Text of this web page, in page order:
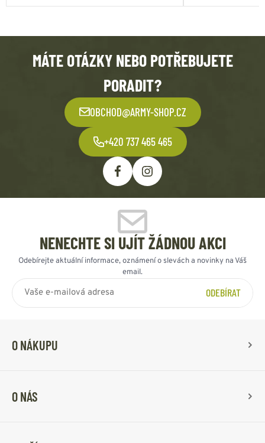
MÁTE OTÁZKY NEBO POTŘEBUJETE
PORADIT?
OBCHOD@ARMY-SHOP.CZ
+420 737 465 465
NENECHTE SI UJÍT ŽÁDNOU AKCI
Odebírejte aktuální informace, oznámení o slevách a novinky na Váš
email.
ODEBÍRAT
O NÁKUPU
O NÁS